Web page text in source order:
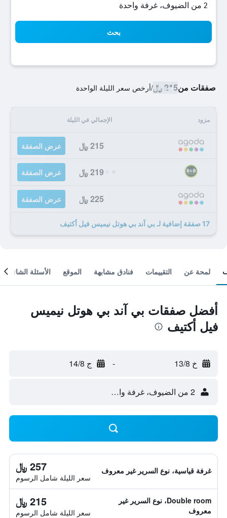
2 من الضيوف، غرفة واحدة
بحث
صفقات من215 ﷼ /أرخص سعر الليلة الواحدة
مزود الإجمالي في الليلة
215 ﷼ عرض الصفقة
219 ﷼ عرض الصفقة
225 ﷼ عرض الصفقة
17 صفقة إضافية لـ بي آند بي هوتل نيميس فيل أكتيف
لمحة عن التقييمات فنادق مشابهة الموقع الأسئلة الشائعة
أفضل صفقات بي آند بي هوتل نيميس
فيل أكتيف
خ 13/8 - ج 14/8
2 من الضيوف، غرفة واحدة
غرفة قياسية، نوع السرير غير معروف 257 ﷼
سعر الليلة شامل الرسوم
Double room، نوع السرير غير
معروف
215 ﷼
سعر الليلة شامل الرسوم